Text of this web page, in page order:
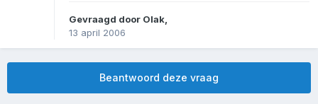
Gevraagd door Olak
13 april 2006
Beantwoord deze vraag